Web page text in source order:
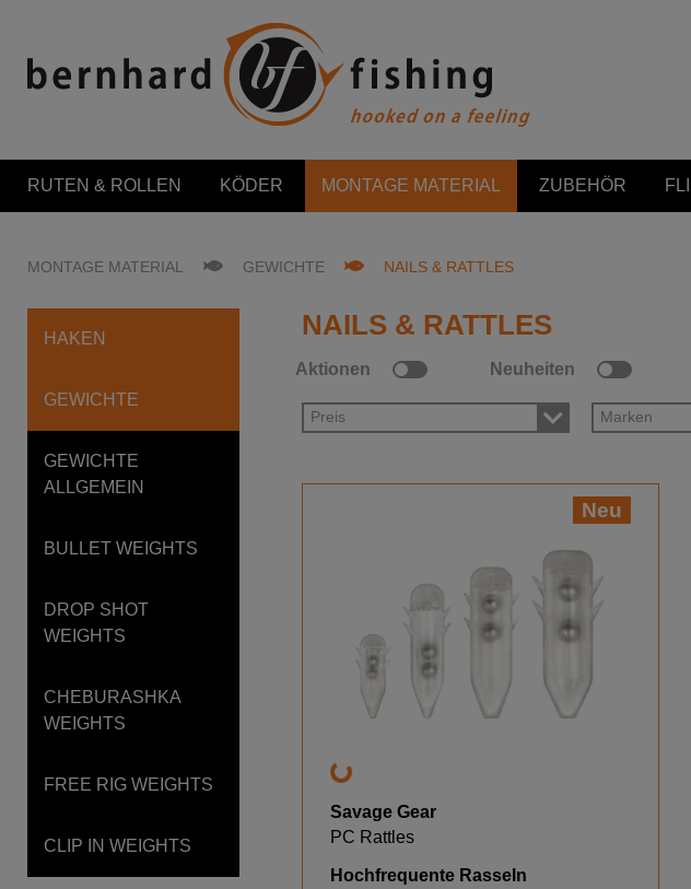
RUTEN & ROLLEN KÖDER MONTAGE MATERIAL ZUBEHÖR
MONTAGE MATERIAL GEWICHTE NAILS & RATTLES
HAKEN
GEWICHTE
GEWICHTE
ALLGEMEIN
BULLET WEIGHTS
DROP SHOT
WEIGHTS
CHEBURASHKA
WEIGHTS
FREE RIG WEIGHTS
CLIP IN WEIGHTS
NAILS & RATTLES
Aktionen Neuheiten
Preis Marken
Neu
Savage Gear
PC Rattles
Hochfrequente Rasseln